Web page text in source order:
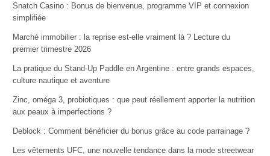
Snatch Casino : Bonus de bienvenue, programme VIP et connexion
simplifiée
Marché immobilier : la reprise est-elle vraiment là ? Lecture du
premier trimestre 2026
La pratique du Stand-Up Paddle en Argentine : entre grands espaces,
culture nautique et aventure
Zinc, oméga 3, probiotiques : que peut réellement apporter la nutrition
aux peaux à imperfections ?
Deblock : Comment bénéficier du bonus grâce au code parrainage ?
Les vêtements UFC, une nouvelle tendance dans la mode streetwear